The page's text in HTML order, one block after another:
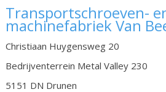
Transportschroeven-
machinefabriek Van
Christiaan Huygensweg 20
Bedrijventerrein Metal Valley 230
5151 DN Drunen